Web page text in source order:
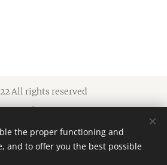
All rights reserved
Cookies
Languages
English
العربية
the proper functioning and
and to offer you the best possible